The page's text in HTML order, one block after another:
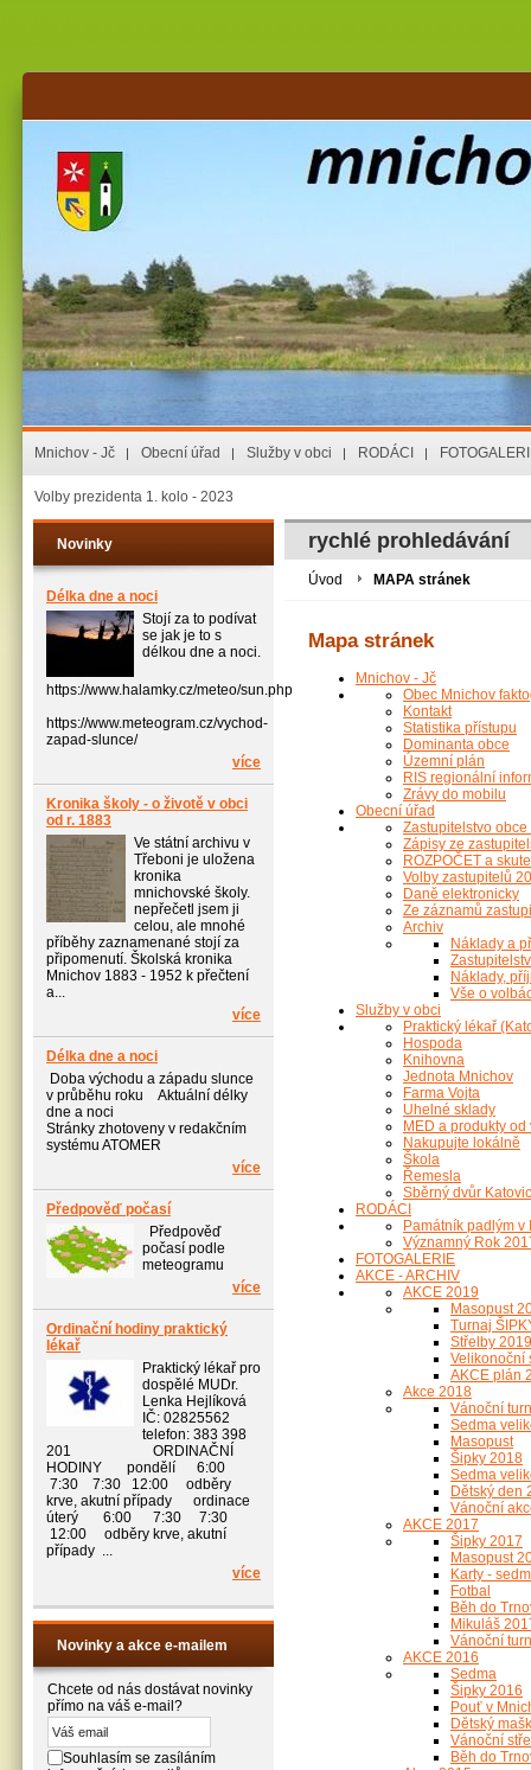
Mnichov - Jč Obecní úřad Služby v obci RODÁCI
Volby prezidenta 1. kolo - 2023
Novinky
Délka dne a noci
Stojí za to podívat
se jak je to s
délkou dne a noci.
https://www.halamky.cz/meteo/sun.php
https://www.meteogram.cz/vychod-
zapad-slunce/
více
Kronika školy - o životě v obci
od r. 1883
Ve státní archivu v
Třeboni je uložena
kronika
mnichovské školy.
nepřečetl jsem ji
celou, ale mnohé
příběhy zaznamenané stojí za
připomenutí. Školská kronika
Mnichov 1883 - 1952 k přečtení
a...
více
Délka dne a noci
Doba východu a západu slunce
v průběhu roku Aktuální délky
dne a noci
Stránky zhotoveny v redakčním
systému ATOMER
více
Předpověď počasí
Předpověď
počasí podle
meteogramu
více
Ordinační hodiny praktický
lékař
Praktický lékař pro
dospělé MUDr.
Lenka Hejlíková
IČ: 02825562
telefon: 383 398
201 ORDINAČNÍ
HODINY pondělí 6:00
7:30 7:30 12:00 odběry
krve, akutní případy ordinace
úterý 6:00 7:30 7:30
12:00 odběry krve, akutní
případy ...
více
Novinky a akce e-mailem
Chcete od nás dostávat novinky
přímo na váš e-mail?
Souhlasím se zasíláním
rychlé prohledávání
Úvod MAPA stránek
Mapa stránek
Mnichov - Jč
Obec Mnichov
Kontakt
Statistika přístupu
Dominanta obce
Územní plán
RIS regionální
Zrávy do mobilu
Obecní úřad
Zastupitelstvo
Zápisy ze
ROZPOČET a
Volby zastupitelů
Daně elektronicky
Ze záznamů
Archiv
Náklady a
Náklady,
Vše o
Služby v obci
Praktický lékař
Hospoda
Knihovna
Jednota Mnichov
Farma Vojta
Uhelné sklady
MED a produkty od
Nakupujte lokálně
Škola
Řemesla
Sběrný dvůr
RODÁCI
Památník padlým v
Významný Rok
FOTOGALERIE
AKCE - ARCHIV
AKCE 2019
Masopust
Turnaj
Střelby 2019
Velikonoční
AKCE plán
Akce 2018
Vánoční
Sedma
Masopust
Šipky 2018
Sedma
Dětský den
Vánoční
AKCE 2017
Šipky 2017
Masopust
Karty -
Fotbal
Běh do
Mikuláš
Vánoční
AKCE 2016
Sedma
Šipky 2016
Pouť v
Dětský
Vánoční
Běh do